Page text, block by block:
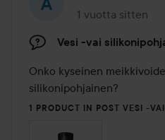
1 vuotta sitten
Viesti luotiin 1
Vesi -vai
Onko kyseinen
silikonipohjainen?
1 PRODUCT IN POST VESI -